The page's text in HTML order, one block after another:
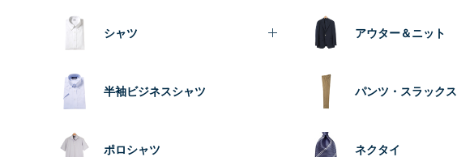
シャツ
半袖ビジネスシャツ
ポロシャツ
アウター＆ニット
パンツ・スラックス
ネクタイ